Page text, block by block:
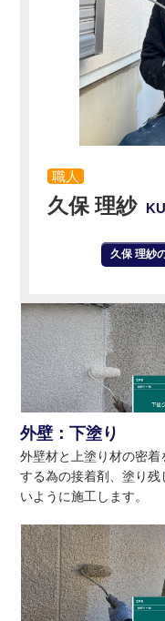
職人
久保 理紗
久保 理紗
外壁：下塗り
外壁材と上塗り材の密着
する為の接着剤、塗り残
いように施工します。